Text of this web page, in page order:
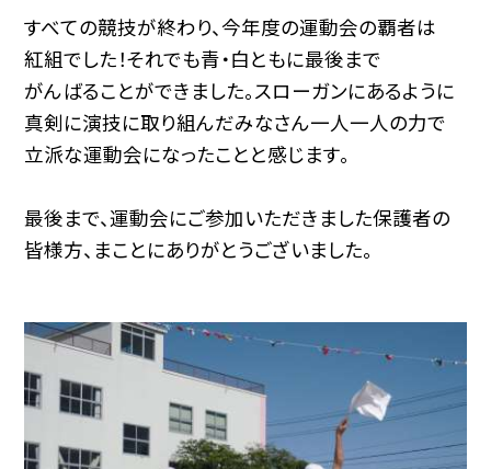
すべての競技が終わり、今年度の運動会の覇者は
紅組でした！それでも青・白ともに最後まで
がんばることができました。スローガンにあるように
真剣に演技に取り組んだみなさん一人一人の力で
立派な運動会になったことと感じます。
最後まで、運動会にご参加いただきました保護者の
皆様方、まことにありがとうございました。